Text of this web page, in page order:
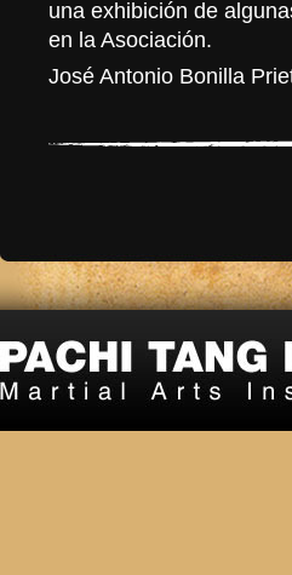
una exhibición de
en la Asociación.
José Antonio Bonilla